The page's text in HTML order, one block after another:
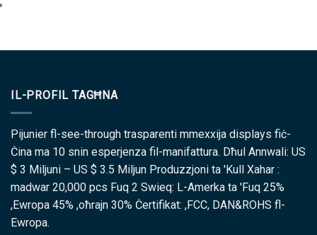
IL-PROFIL TAGĦNA
Pijunier fl-see-through trasparenti mmexxija displays fiċ-
Ċina ma 10 snin esperjenza fil-manifattura. Dħul Annwali: US
$ 3 Miljuni – US $ 3.5 Miljun Produzzjoni ta 'Kull Xahar :
madwar 20,000 pcs Fuq 2 Swieq: L-Amerka ta 'Fuq 25%
,Ewropa 45% ,oħrajn 30% Ċertifikat: ,FCC, DAN&ROHS fl-
Ewropa.